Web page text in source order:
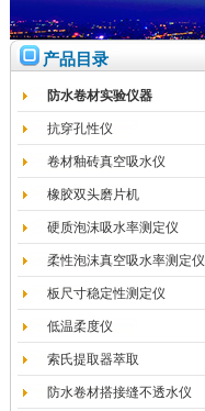
产品目录
防水卷材实验仪器
抗穿孔性仪
卷材釉砖真空吸水仪
橡胶双头磨片机
硬质泡沫吸水率测定仪
柔性泡沫真空吸水率测定仪
板尺寸稳定性测定仪
低温柔度仪
索氏提取器萃取
防水卷材搭接缝不透水仪